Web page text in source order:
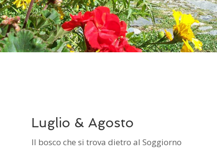
Luglio & Agosto
Il bosco che si trova dietro al Soggiorno